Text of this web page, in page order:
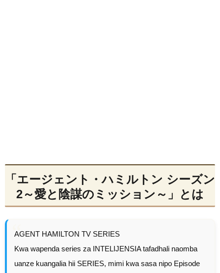
「エージェント・ハミルトン シーズン
2～愛と陰謀のミッション～」とは
AGENT HAMILTON TV SERIES
Kwa wapenda series za INTELIJENSIA tafadhali naomba
uanze kuangalia hii SERIES, mimi kwa sasa nipo Episode